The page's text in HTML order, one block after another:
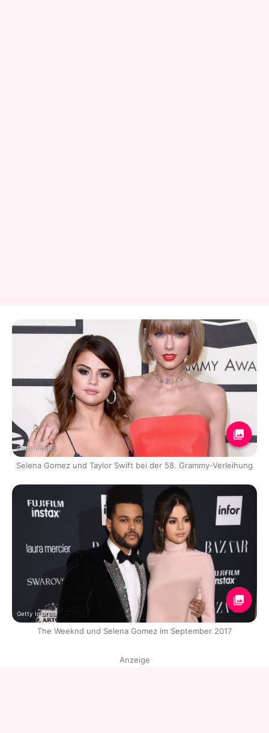
Getty Images
Selena Gomez und Taylor Swift bei der 58. Grammy-Verleihung
Getty Images
The Weeknd und Selena Gomez im September 2017
Anzeige